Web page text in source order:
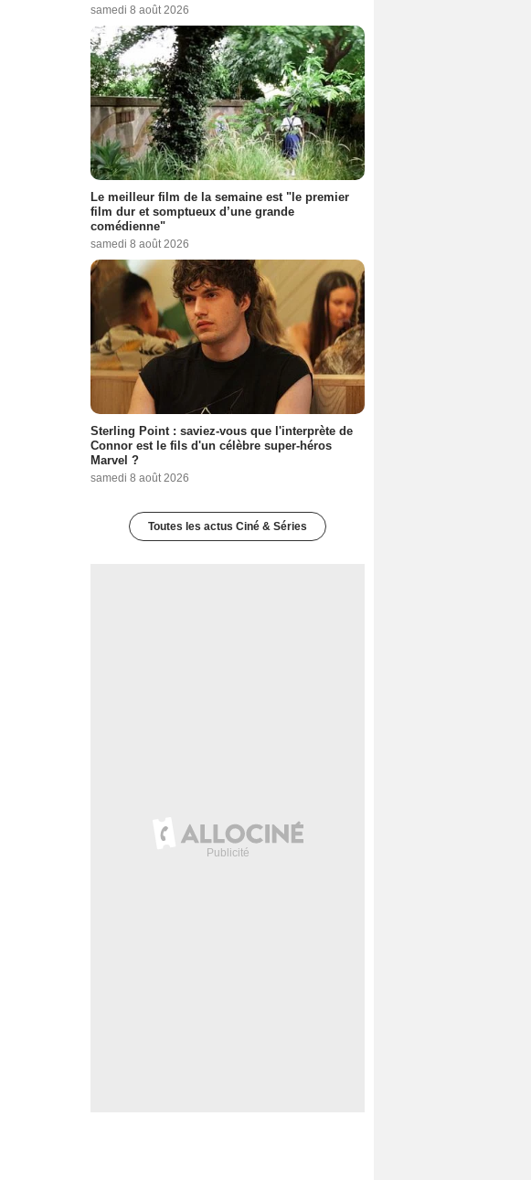
samedi 8 août 2026
Le meilleur film de la semaine est "le premier
film dur et somptueux d’une grande
comédienne"
samedi 8 août 2026
Sterling Point : saviez-vous que l'interprète de
Connor est le fils d'un célèbre super-héros
Marvel ?
samedi 8 août 2026
Toutes les actus Ciné & Séries